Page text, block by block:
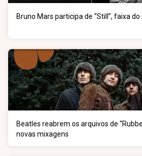
Bruno Mars participa de “Still”, faixa
Beatles reabrem os arquivos de
novas mixagens